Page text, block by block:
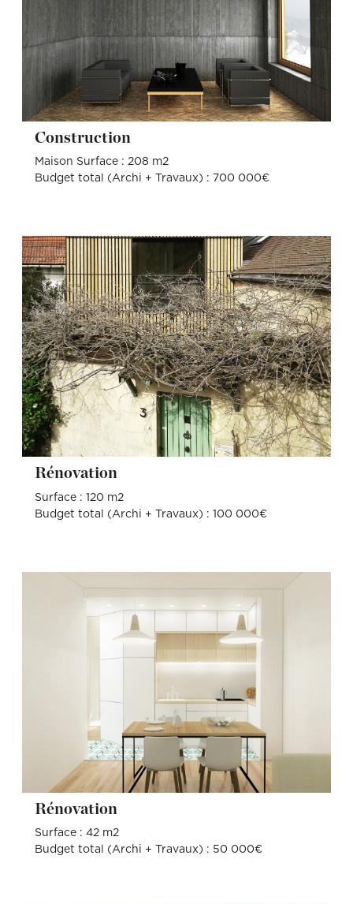
Construction
Maison Surface : 208 m2
Budget total (Archi + Travaux) : 700 000€
Rénovation
Surface : 120 m2
Budget total (Archi + Travaux) : 100 000€
Rénovation
Surface : 42 m2
Budget total (Archi + Travaux) : 50 000€